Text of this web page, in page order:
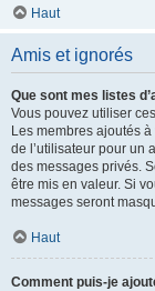
Haut
Amis et ignorés
Que sont mes listes
Vous pouvez utiliser
Les membres ajoutés
de l’utilisateur pour un
des messages privés.
être mis en valeur. Si
messages seront
Haut
Comment puis-je